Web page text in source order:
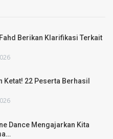
Berikan Klarifikasi Terkait
Ketat! 22 Peserta Berhasil
Dance Mengajarkan Kita